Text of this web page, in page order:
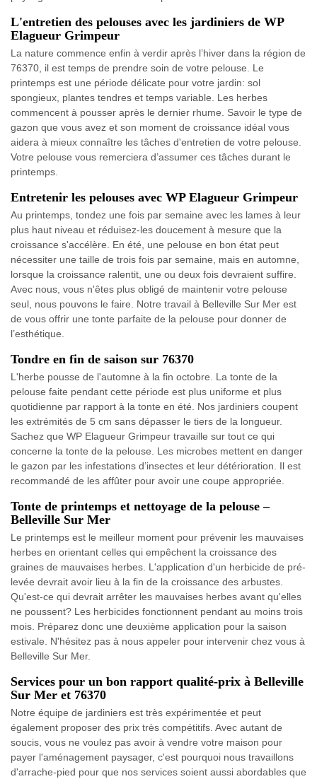
L'entretien des pelouses avec les jardiniers de WP
Elagueur Grimpeur
La nature commence enfin à verdir après l’hiver dans la région de
76370, il est temps de prendre soin de votre pelouse. Le
printemps est une période délicate pour votre jardin: sol
spongieux, plantes tendres et temps variable. Les herbes
commencent à pousser après le dernier rhume. Savoir le type de
gazon que vous avez et son moment de croissance idéal vous
aidera à mieux connaître les tâches d'entretien de votre pelouse.
Votre pelouse vous remerciera d’assumer ces tâches durant le
printemps.
Entretenir les pelouses avec WP Elagueur Grimpeur
Au printemps, tondez une fois par semaine avec les lames à leur
plus haut niveau et réduisez-les doucement à mesure que la
croissance s'accélère. En été, une pelouse en bon état peut
nécessiter une taille de trois fois par semaine, mais en automne,
lorsque la croissance ralentit, une ou deux fois devraient suffire.
Avec nous, vous n'êtes plus obligé de maintenir votre pelouse
seul, nous pouvons le faire. Notre travail à Belleville Sur Mer est
de vous offrir une tonte parfaite de la pelouse pour donner de
l’esthétique.
Tondre en fin de saison sur 76370
L'herbe pousse de l'automne à la fin octobre. La tonte de la
pelouse faite pendant cette période est plus uniforme et plus
quotidienne par rapport à la tonte en été. Nos jardiniers coupent
les extrémités de 5 cm sans dépasser le tiers de la longueur.
Sachez que WP Elagueur Grimpeur travaille sur tout ce qui
concerne la tonte de la pelouse. Les microbes mettent en danger
le gazon par les infestations d’insectes et leur détérioration. Il est
recommandé de les affûter pour avoir une coupe appropriée.
Tonte de printemps et nettoyage de la pelouse –
Belleville Sur Mer
Le printemps est le meilleur moment pour prévenir les mauvaises
herbes en orientant celles qui empêchent la croissance des
graines de mauvaises herbes. L'application d'un herbicide de pré-
levée devrait avoir lieu à la fin de la croissance des arbustes.
Qu'est-ce qui devrait arrêter les mauvaises herbes avant qu'elles
ne poussent? Les herbicides fonctionnent pendant au moins trois
mois. Préparez donc une deuxième application pour la saison
estivale. N'hésitez pas à nous appeler pour intervenir chez vous à
Belleville Sur Mer.
Services pour un bon rapport qualité-prix à Belleville
Sur Mer et 76370
Notre équipe de jardiniers est très expérimentée et peut
également proposer des prix très compétitifs. Avec autant de
soucis, vous ne voulez pas avoir à vendre votre maison pour
payer l'aménagement paysager, c'est pourquoi nous travaillons
d'arrache-pied pour que nos services soient aussi abordables que